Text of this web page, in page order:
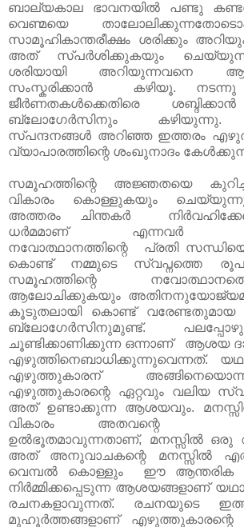
ബാല്യകാല ഭാവനയിൽ പണ്ടു
വെണ്മയെ
സാമൂഹികാന്തരീക്ഷം ശരിക്കും
അത് സ്പര്‍ശിക്കുകയും
ശരിയായി അറിയുന്നവനെ
സംസ്കരിക്കാന്‍ കഴിയൂ. നടന്നു
ജീര്‍ണതകള്‍ക്കെതിരെ
ബ്ലോഗേര്‍സിനും കഴിയുന്നു.
സ്പന്ദനങ്ങള്‍ അറിഞ്ഞ ഇത്തരം
വ്യാപാരത്തിന്റെ ശംഖുനാദം
സമൂഹത്തിന്റെ അജ്ഞതയെ
വികാരം കൊള്ളുകയും
അത്തരം ചിന്തകര്‍
ധര്‍മമാണ് എന്നവര്‍
നവോത്ഥാനത്തിന്റെ പ്രതി
കൊണ്ട് നമ്മുടെ സ്വപ്നത്തെ
സമൂഹത്തിന്റെ
ആലോചിക്കുകയും
കൂടുതലായി കൊണ്ട്
ബ്ലോഗേര്‍സിനുമുണ്ട്.
ചൂണ്ടിക്കാണിക്കുന്ന ഒന്നാണ് ആശയ
എഴുത്തിനെബാധിക്കുന്നുവെന്നത്.
എഴുത്തുകാരന്
എഴുത്തുകാരന്റെ ഏറ്റവും വലിയ
അത് ഉണ്ടാക്കുന്ന ആശയവും.
വികാരം അതവന്റെ
ഉല്‍ഭൂതമാവുന്നതാണ്, മനസ്സില്‍ ഒരു
അത് അനുവാചകന്റെ മനസ്സില്‍
വെമ്പല്‍ കൊള്ളും ഈ ആന്തരിക
നിര്‍മ്മിക്കപ്പെടുന്ന ആശയങ്ങളാണ്
രചനകളാവുന്നത്. രചനയുടെ
മുഹൂര്‍ത്തങ്ങളാണ്